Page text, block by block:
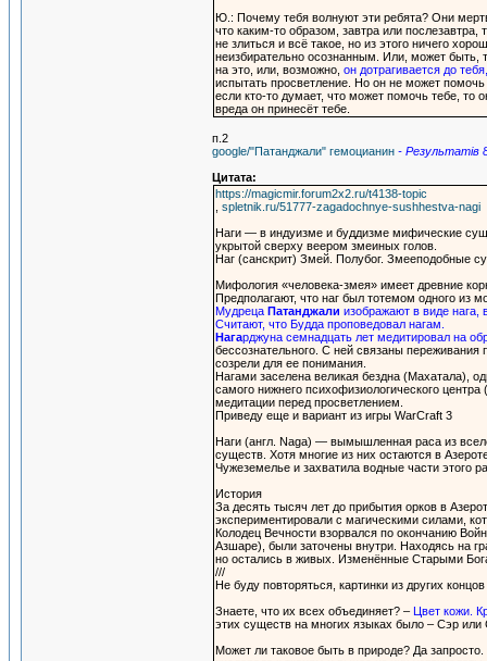
Ю.: Почему тебя волнуют эти ребята? Они
что каким-то образом, завтра или
не злиться и всё такое, но из этого ничего
неизбирательно осознанным. Или, может быть,
на это, или, возможно, он дотрагивается до
испытать просветление. Но он не может
если кто-то думает, что может помочь тебе,
вреда он принесёт тебе.
п.2
google/"Патанджали" гемоцианин - Результатiв
Цитата:
https://magicmir.forum2x2.ru/t4138-topic
spletnik.ru/51777-zagadochnye-sushhestva-nagi
Наги — в индуизме и буддизме мифические
укрытой сверху веером змеиных голов.
Наг (санскрит) Змей. Полубог. Змееподобные
Мифология «человека-змея» имеет древние
Предполагают, что наг был тотемом одного из
Мудреца Патанджали изображают в виде нага,
Считают, что Будда проповедовал нагам.
Нагарджуна семнадцать лет медитировал на
бессознательного. С ней связаны переживания
созрели для ее понимания.
Нагами заселена великая бездна (Махатала),
самого нижнего психофизиологического
медитации перед просветлением.
Приведу еще и вариант из игры WarCraft 3
Наги (англ. Naga) — вымышленная раса из
существ. Хотя многие из них остаются в
Чужеземелье и захватила водные части этого
История
За десять тысяч лет до прибытия орков в
экспериментировали с магическими силами,
Колодец Вечности взорвался по окончанию
Азшаре), были заточены внутри. Находясь на
но остались в живых. Изменённые Старыми
///
Не буду повторяться, картинки из других
Знаете, что их всех объединяет? –
Цвет кожи.
этих существ на многих языках было – Сэр
Может ли таковое быть в природе? Да